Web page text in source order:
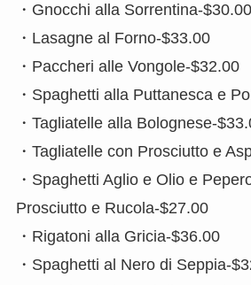
・Gnocchi alla Sorrentina-$30.00
・Lasagne al Forno-$33.00
・Paccheri alle Vongole-$32.00
・Spaghetti alla Puttanesca e
・Tagliatelle alla Bolognese-
・Tagliatelle con Prosciutto e
・Spaghetti Aglio e Olio e
Prosciutto e Rucola-$27.00
・Rigatoni alla Gricia-$36.00
・Spaghetti al Nero di Seppia-